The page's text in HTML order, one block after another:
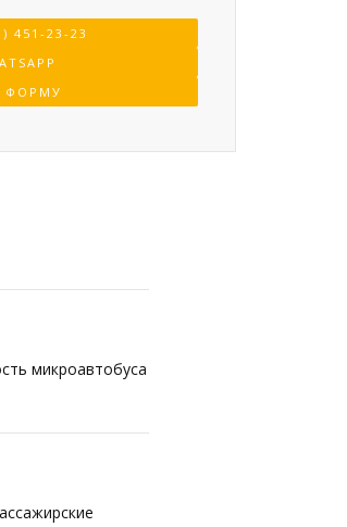
451-23-23
ФОРМУ
микроавтобуса